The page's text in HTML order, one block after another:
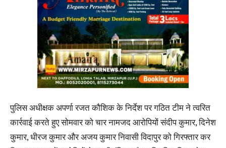
पुलिस अधीक्षक अपर्णा रजत कौशिक के निर्देश पर गठित टीम ने त्वरित
कार्रवाई करते हुए सोमवार को चार नामजद आरोपियों संदीप कुमार, दिनेश
कुमार, धीरज कुमार और अजय कुमार निवासी विदापुर को गिरफ्तार कर